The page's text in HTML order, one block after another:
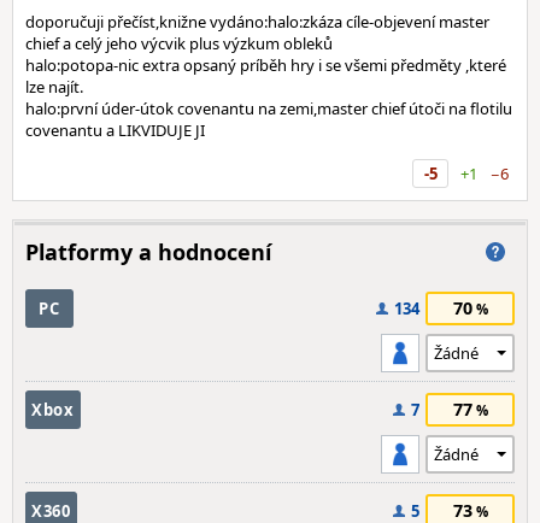
doporučuji přečíst,knižne vydáno:halo:zkáza cíle-objevení master
chief a celý jeho výcvik plus výzkum obleků
halo:potopa-nic extra opsaný príběh hry i se všemi předměty ,které
lze najít.
halo:první úder-útok covenantu na zemi,master chief útoči na flotilu
covenantu a LIKVIDUJE JI
-5
+1 −6
Platformy a hodnocení
PC 134 70
Xbox 7 77
X360 5 73